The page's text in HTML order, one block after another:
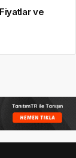
Fiyatlar ve